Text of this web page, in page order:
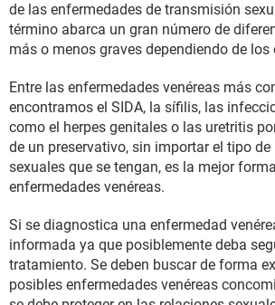
de las enfermedades de transmisión
término abarca un gran número de
más o menos graves dependiendo de los
Entre las enfermedades venéreas más
encontramos el SIDA, la sífilis, las
como el herpes genitales o las uretritis
de un preservativo, sin importar el tipo de
sexuales que se tengan, es la mejor
enfermedades venéreas.
Si se diagnostica una enfermedad
informada ya que posiblemente deba
tratamiento. Se deben buscar de forma
posibles enfermedades venéreas